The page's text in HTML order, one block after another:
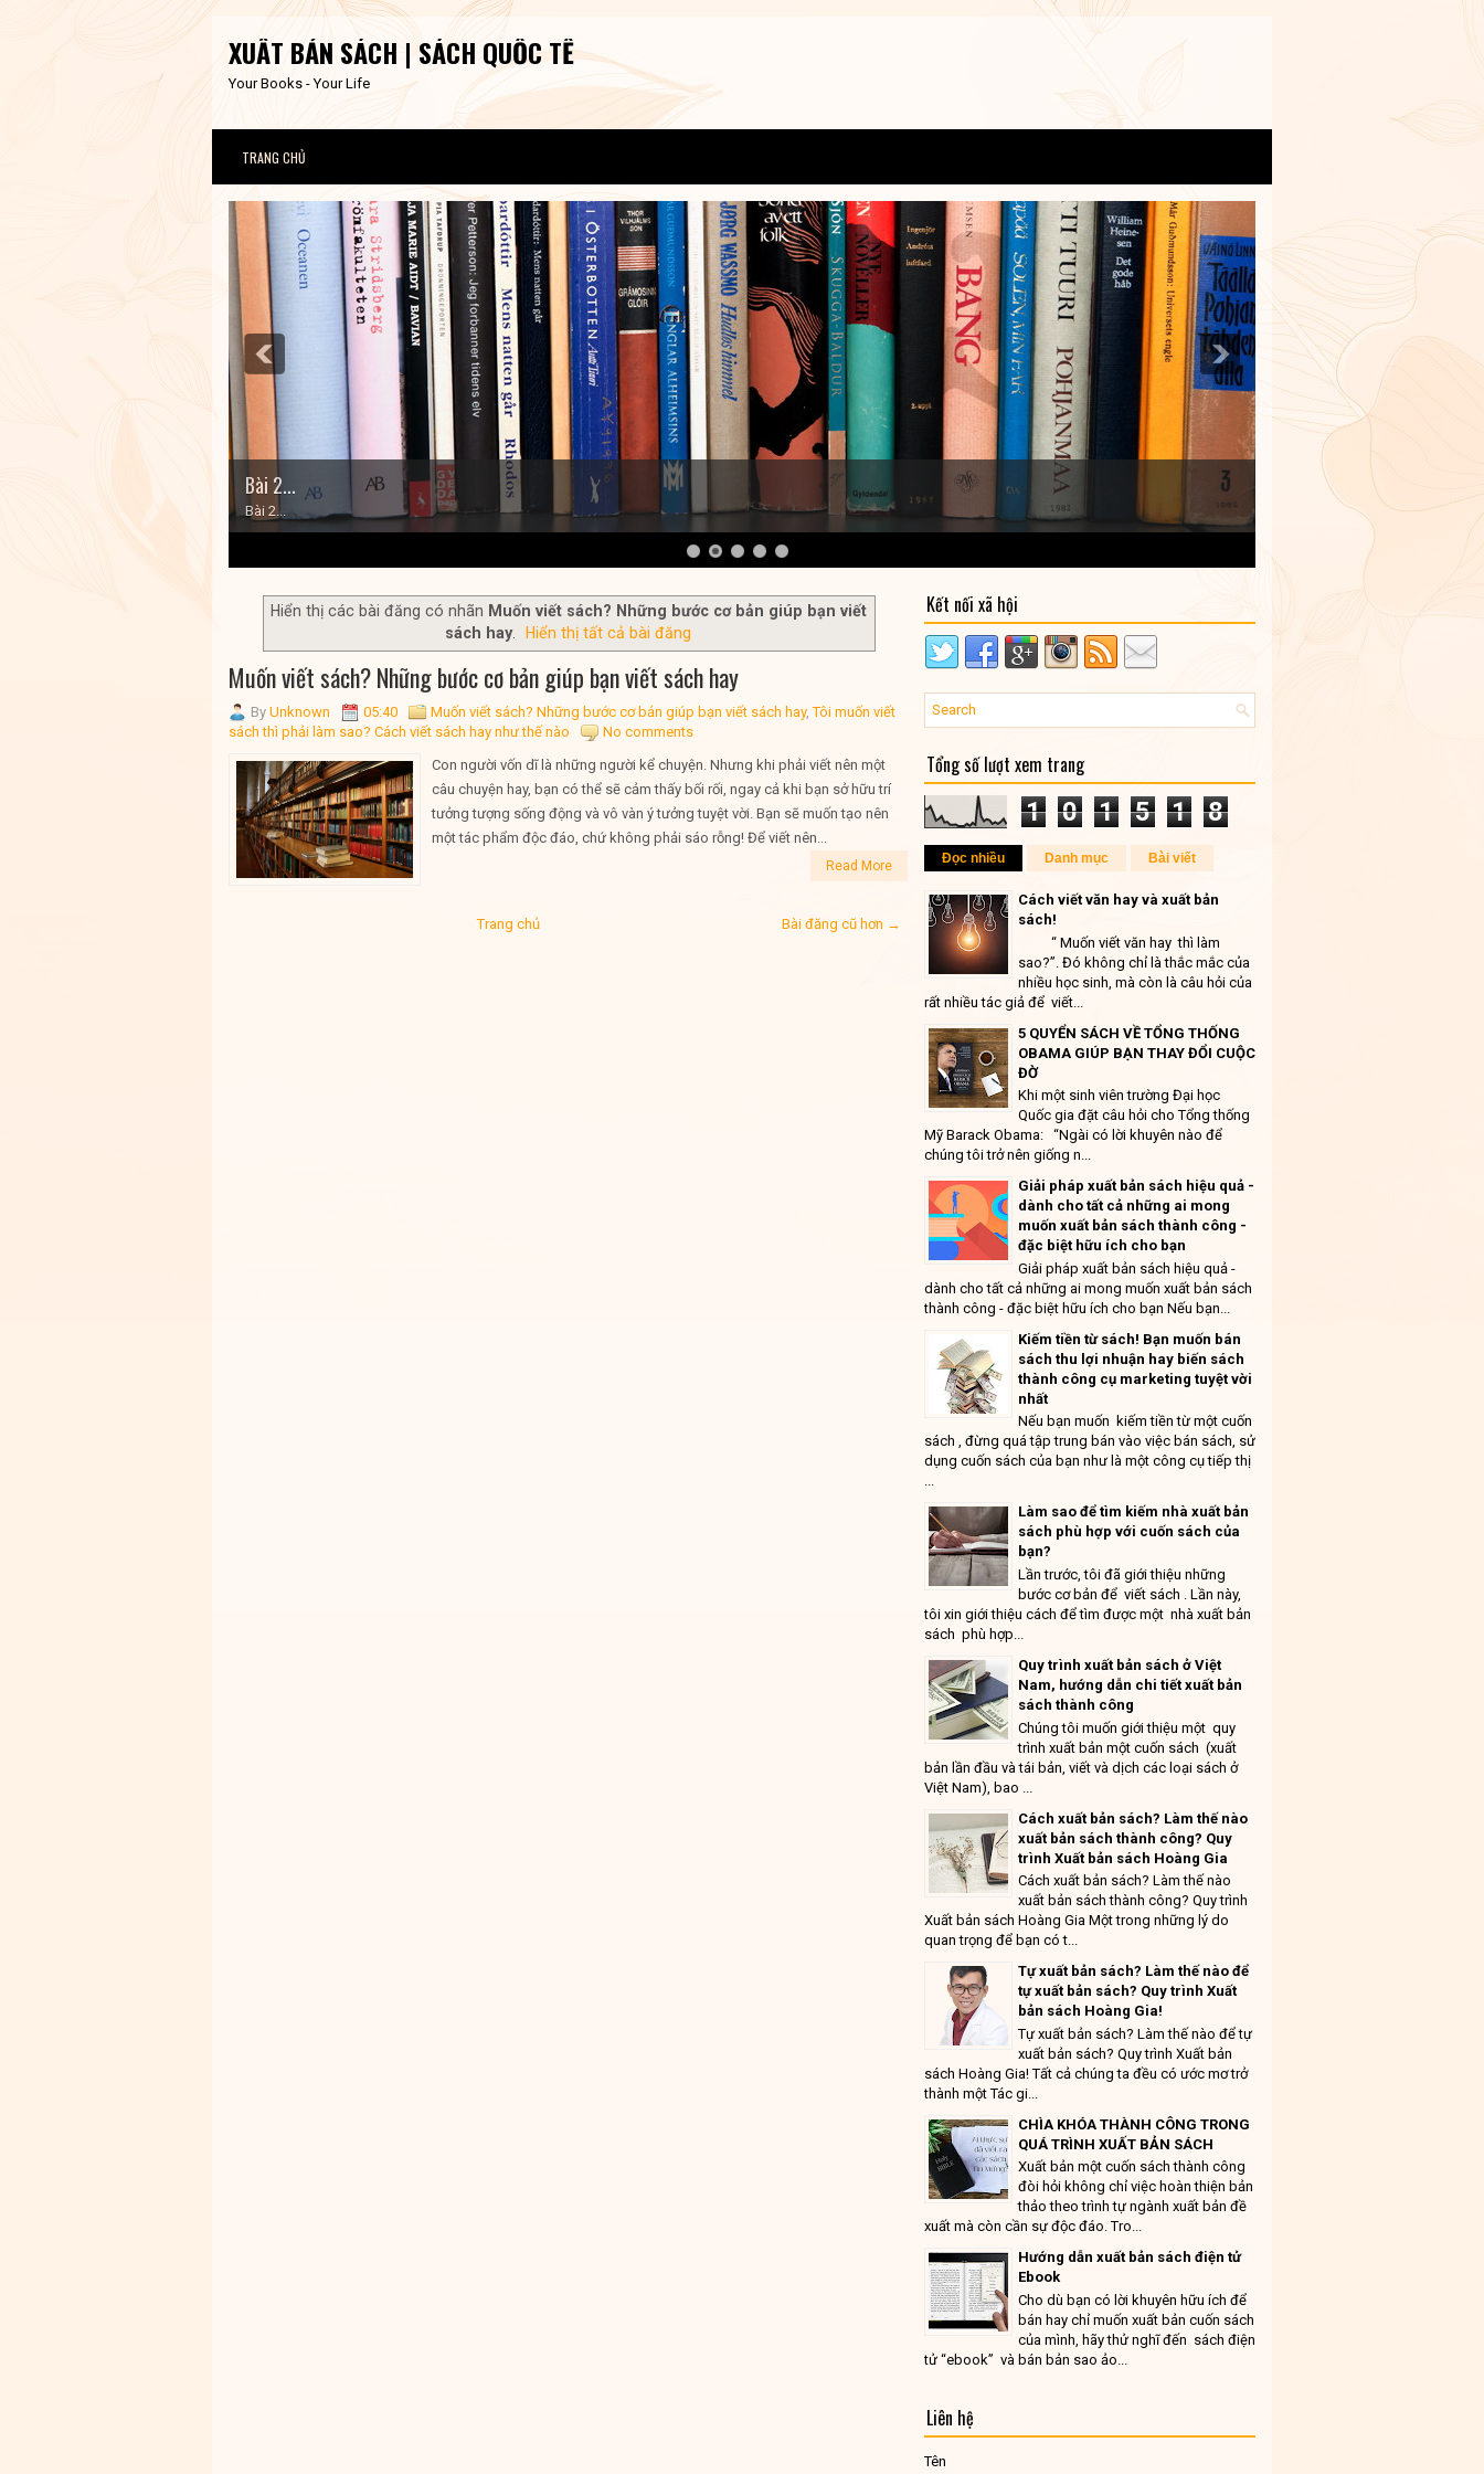
XUẤT BẢN SÁCH | SÁCH QUỐC TẾ
Your Books - Your Life
TRANG CHỦ
Bài 2...
Bài 2...
Hiển thị các bài đăng có nhãn Muốn viết sách? Những bước cơ bản giúp bạn viết
sách hay. Hiển thị tất cả bài đăng
Muốn viết sách? Những bước cơ bản giúp bạn viết sách hay
By Unknown 05:40 Muốn viết sách? Những bước cơ bản giúp bạn viết sách hay,Tôi muốn viết
sách thì phải làm sao? Cách viết sách hay như thế nào
No comments
Con người vốn dĩ là những người kể chuyện. Nhưng khi phải viết nên một
câu chuyện hay, bạn có thể sẽ cảm thấy bối rối, ngay cả khi bạn sở hữu trí
tưởng tượng sống động và vô vàn ý tưởng tuyệt vời. Bạn sẽ muốn tạo nên
một tác phẩm độc đáo, chứ không phải sáo rỗng! Để viết nên...
Read More
Bài đăng cũ hơn →
Trang chủ
Kết nối xã hội
Tổng số lượt xem trang
1 0 1 5 1 8
Đọc nhiều Danh mục Bài viết
Cách viết văn hay và xuất bản
sách!
“ Muốn viết văn hay thì làm
sao?”. Đó không chỉ là thắc mắc của
nhiều học sinh, mà còn là câu hỏi của
rất nhiều tác giả để viết...
5 QUYỂN SÁCH VỀ TỔNG THỐNG
OBAMA GIÚP BẠN THAY ĐỔI CUỘC
ĐỜ
Khi một sinh viên trường Đại học
Quốc gia đặt câu hỏi cho Tổng thống
Mỹ Barack Obama: “Ngài có lời khuyên nào để
chúng tôi trở nên giống n...
Giải pháp xuất bản sách hiệu quả -
dành cho tất cả những ai mong
muốn xuất bản sách thành công -
đặc biệt hữu ích cho bạn
Giải pháp xuất bản sách hiệu quả -
dành cho tất cả những ai mong muốn xuất bản sách
thành công - đặc biệt hữu ích cho bạn Nếu bạn...
Kiếm tiền từ sách! Bạn muốn bán
sách thu lợi nhuận hay biến sách
thành công cụ marketing tuyệt vời
nhất
Nếu bạn muốn kiếm tiền từ một cuốn
sách , đừng quá tập trung bán vào việc bán sách, sử
dụng cuốn sách của bạn như là một công cụ tiếp thị
...
Làm sao để tìm kiếm nhà xuất bản
sách phù hợp với cuốn sách của
bạn?
Lần trước, tôi đã giới thiệu những
bước cơ bản để viết sách . Lần này,
tôi xin giới thiệu cách để tìm được một nhà xuất bản
sách phù hợp...
Quy trình xuất bản sách ở Việt
Nam, hướng dẫn chi tiết xuất bản
sách thành công
Chúng tôi muốn giới thiệu một quy
trình xuất bản một cuốn sách (xuất
bản lần đầu và tái bản, viết và dịch các loại sách ở
Việt Nam), bao ...
Cách xuất bản sách? Làm thế nào
xuất bản sách thành công? Quy
trình Xuất bản sách Hoàng Gia
Cách xuất bản sách? Làm thế nào
xuất bản sách thành công? Quy trình
Xuất bản sách Hoàng Gia Một trong những lý do
quan trọng để bạn có t...
Tự xuất bản sách? Làm thế nào để
tự xuất bản sách? Quy trình Xuất
bản sách Hoàng Gia!
Tự xuất bản sách? Làm thế nào để tự
xuất bản sách? Quy trình Xuất bản
sách Hoàng Gia! Tất cả chúng ta đều có ước mơ trở
thành một Tác gi...
CHÌA KHÓA THÀNH CÔNG TRONG
QUÁ TRÌNH XUẤT BẢN SÁCH
Xuất bản một cuốn sách thành công
đòi hỏi không chỉ việc hoàn thiện bản
thảo theo trình tự ngành xuất bản đề
xuất mà còn cần sự độc đáo. Tro...
Hướng dẫn xuất bản sách điện tử
Ebook
Cho dù bạn có lời khuyên hữu ích để
bán hay chỉ muốn xuất bản cuốn sách
của mình, hãy thử nghĩ đến sách điện
tử “ebook” và bán bản sao ảo...
Liên hệ
Tên